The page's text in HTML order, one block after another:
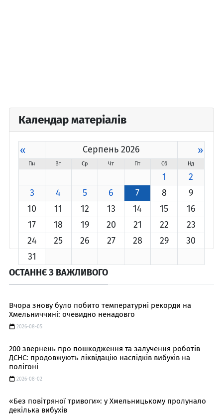
Календар матеріалів
« Серпень 2026 »
Пн Вт Ср Чт Пт Сб Нд
1
2
3
4 5 6 7 8
9
10
11 12 13 14 15
16
17
18 19 20 21 22
23
24
25 26 27 28 29
30
31
ОСТАННЄ З ВАЖЛИВОГО
Вчора знову було побито температурні рекорди на
Хмельниччині: очевидно ненадовго
2026-08-05
200 звернень про пошкодження та залучення роботів
ДСНС: продовжують ліквідацію наслідків вибухів на
полігоні
2026-08-02
«Без повітряної тривоги»: у Хмельницькому пролунало
декілька вибухів